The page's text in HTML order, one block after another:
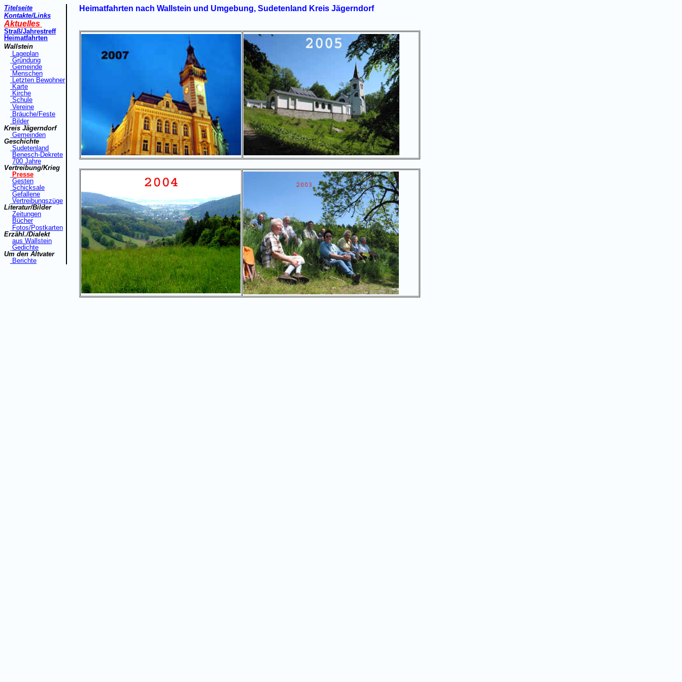
Titelseite
Kontakte/Links
Aktuelles
Straß/Jahrestreff
Heimatfahrten
Wallstein
Lageplan
Gründung
Gemeinde
Menschen
Letzten Bewohner
Karte
Kirche
Schule
Vereine
Bräuche/Feste
Bilder
Kreis Jägerndorf
Gemeinden
Geschichte
Sudetenland
Benesch-Dekrete
700 Jahre
Vertreibung/Krieg
Presse
Gesten
Schicksale
Gefallene
Vertreibungszüge
Literatur/Bilder
Zeitungen
Bücher
Fotos/Postkarten
Erzähl./Dialekt
aus Wallstein
Gedichte
Um den Altvater
Berichte
Heimatfahrten nach Wallstein und Umgebung, Sudetenland Kreis Jägerndorf